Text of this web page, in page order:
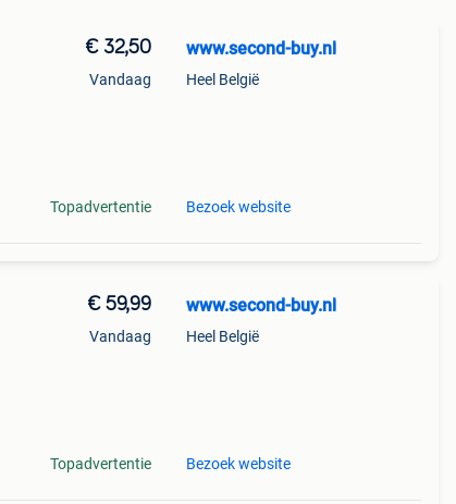
€ 32,50
Vandaag
Topadvertentie
www.second-buy.nl
Heel België
Bezoek website
€ 59,99
Vandaag
Topadvertentie
www.second-buy.nl
Heel België
Bezoek website